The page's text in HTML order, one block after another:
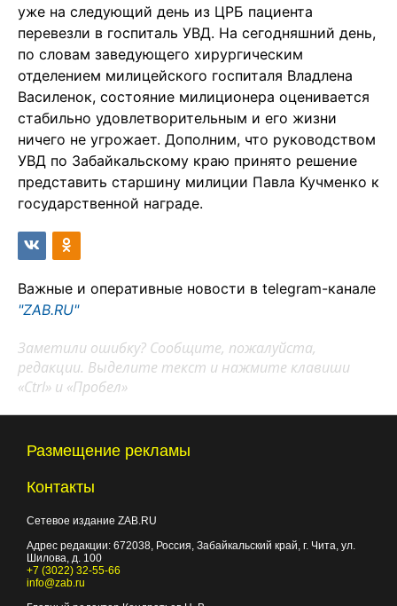
уже на следующий день из ЦРБ пациента
перевезли в госпиталь УВД. На сегодняшний день,
по словам заведующего хирургическим
отделением милицейского госпиталя Владлена
Василенок, состояние милиционера оценивается
стабильно удовлетворительным и его жизни
ничего не угрожает. Дополним, что руководством
УВД по Забайкальскому краю принято решение
представить старшину милиции Павла Кучменко к
государственной награде.
Важные и оперативные новости в telegram-канале
"ZAB.RU"
Заметили ошибку? Сообщите, пожалуйста,
редакции. Выделите текст и нажмите клавиши
«Ctrl» и «Пробел»
Размещение рекламы
Контакты
Сетевое издание ZAB.RU
Адрес редакции: 672038, Россия, Забайкальский край, г. Чита, ул.
Шилова, д. 100
+7 (3022) 32-55-66
info@zab.ru